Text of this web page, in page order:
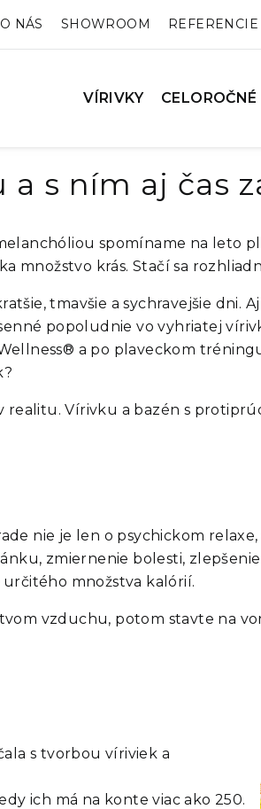
O NÁS SHOWROOM REFERENCIE
VÍRIVKY
s ním aj čas
spomíname na leto
množstvo krás. Stačí sa
tmavšie a sychravejšie dni.
popoludnie vo vyhriatej
a po plaveckom
realitu. Vírivku a bazén s
nie je len o psychickom
zmiernenie bolesti,
množstva kalórií.
vzduchu, potom stavte na
s tvorbou víriviek a
ich má na konte viac ako 250.